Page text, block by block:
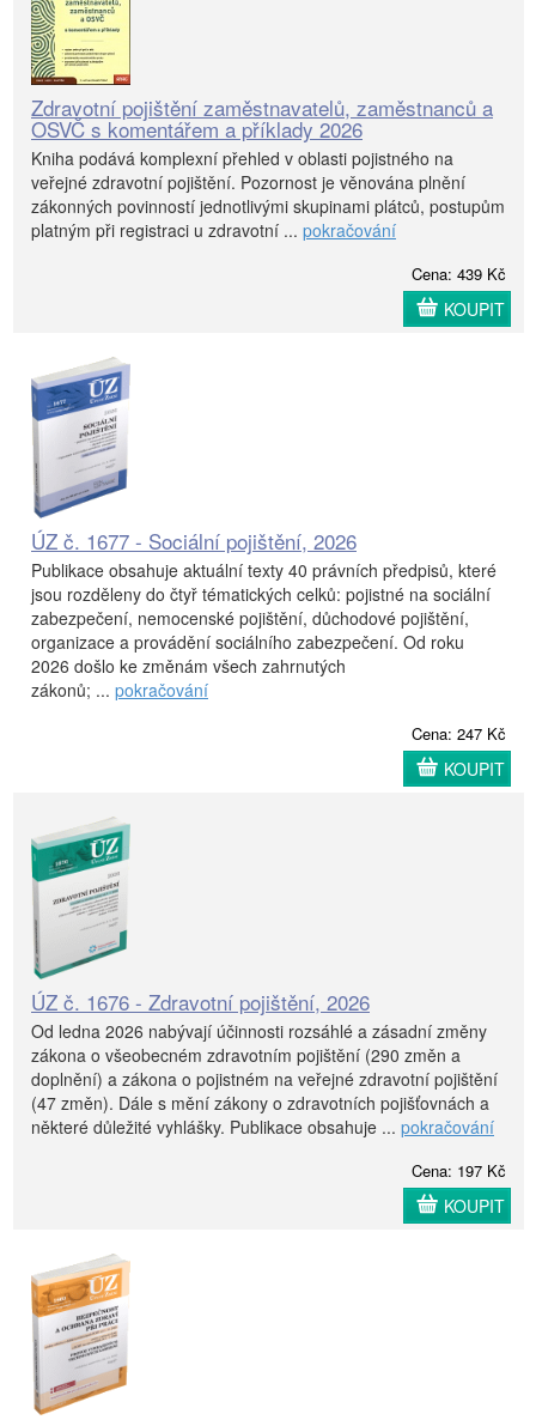
Zdravotní pojištění zaměstnavatelů, zaměstnanců a
OSVČ s komentářem a příklady 2026
Kniha podává komplexní přehled v oblasti pojistného na
veřejné zdravotní pojištění. Pozornost je věnována plnění
zákonných povinností jednotlivými skupinami plátců, postupům
platným při registraci u zdravotní ... pokračování
Cena: 439 Kč
KOUPIT
ÚZ č. 1677 - Sociální pojištění, 2026
Publikace obsahuje aktuální texty 40 právních předpisů, které
jsou rozděleny do čtyř tématických celků: pojistné na sociální
zabezpečení, nemocenské pojištění, důchodové pojištění,
organizace a provádění sociálního zabezpečení. Od roku
2026 došlo ke změnám všech zahrnutých
zákonů; ... pokračování
Cena: 247 Kč
KOUPIT
ÚZ č. 1676 - Zdravotní pojištění, 2026
Od ledna 2026 nabývají účinnosti rozsáhlé a zásadní změny
zákona o všeobecném zdravotním pojištění (290 změn a
doplnění) a zákona o pojistném na veřejné zdravotní pojištění
(47 změn). Dále s mění zákony o zdravotních pojišťovnách a
některé důležité vyhlášky. Publikace obsahuje ... pokračování
Cena: 197 Kč
KOUPIT